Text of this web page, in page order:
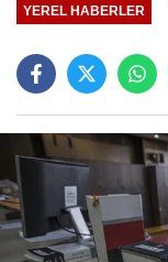
YEREL HABERLER